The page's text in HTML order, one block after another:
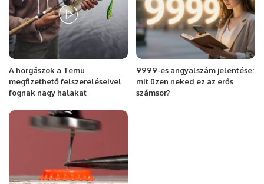
A horgászok a Temu
megfizethető felszereléseivel
fognak nagy halakat
9999-es angyalszám jelentése:
mit üzen neked ez az erős
számsor?